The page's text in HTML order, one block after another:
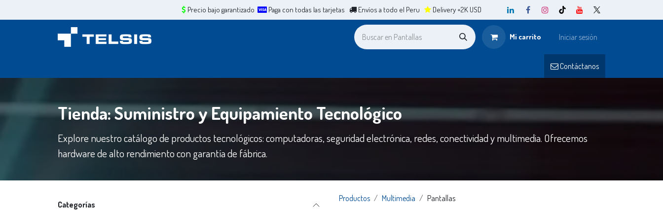
Precio bajo garantizado Paga con todas las tarjetas Envíos a todo el Peru Delivery +2K USD
Mi carrito Iniciar sesión
Contáctanos​​
Tienda: Suministro y Equipamiento Tecnológico
Explore nuestro catálogo de productos tecnológicos: computadoras, seguridad electrónica, redes, conectividad y multimedia. Ofrecemos
hardware de alto rendimiento con garantía de fábrica.
Categorías
Productos Multimedia Pantallas